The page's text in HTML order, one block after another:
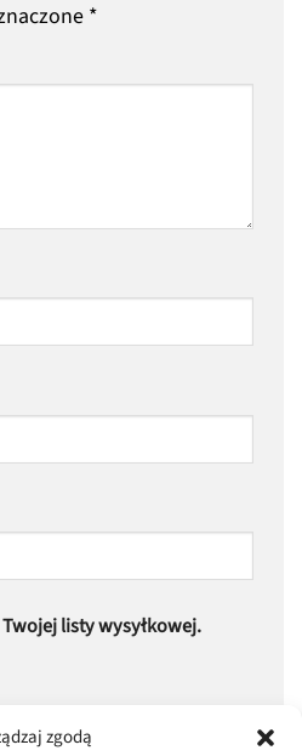
zgodą
*
listy wysyłkowej.